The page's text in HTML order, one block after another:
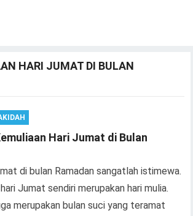
HARI JUMAT DI BULAN
Hari Jumat di Bulan
di bulan Ramadan sangatlah istimewa.
Jumat sendiri merupakan hari mulia.
merupakan bulan suci yang teramat